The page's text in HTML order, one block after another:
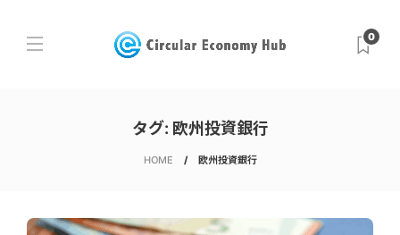
0
タグ: 欧州投資銀行
HOME 欧州投資銀行